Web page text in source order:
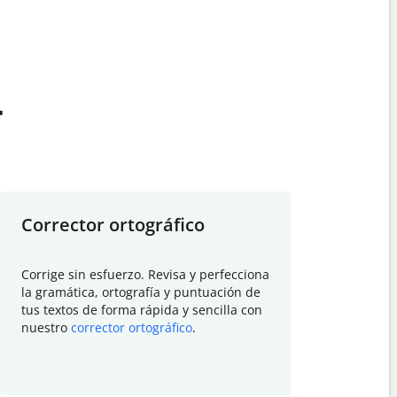
Corrector ortográfico
Corrige sin esfuerzo. Revisa y perfecciona
la gramática, ortografía y puntuación de
tus textos de forma rápida y sencilla con
nuestro corrector ortográfico.